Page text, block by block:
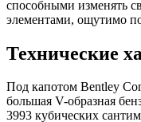
способными изменять
элементами, ощутимо
Технические
Под капотом Bentley
большая V-образная
3993 кубических